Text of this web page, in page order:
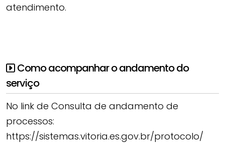
atendimento.
Como acompanhar o andamento do
serviço
No link de Consulta de andamento de
processos:
https://sistemas.vitoria.es.gov.br/protocolo/